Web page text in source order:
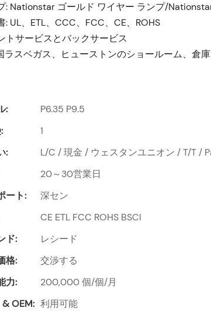
: Nationstar ゴールド ワイヤー ランプ/
: UL、ETL、CCC、FCC、CE、ROHS
トサービスとバックサービス
ラスベガス、ヒューストンのショールーム、倉庫
:
P6.35 P9.5
1
:
L/C / 現金 / ウェスタンユニオン / T/T /
20～30営業日
ート:
深セン
CE ETL FCC ROHS BSCI
ド:
レシード
格:
交渉する
力:
200,000 個/個/月
OEM: 利用可能